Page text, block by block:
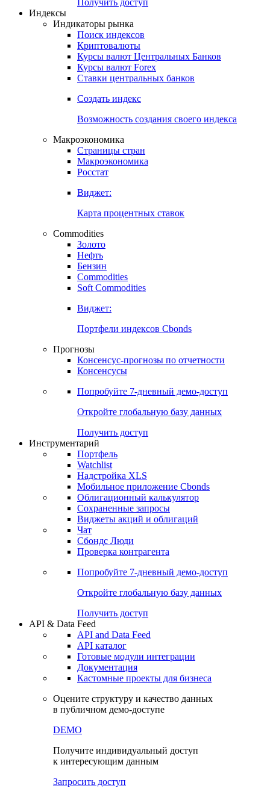
Попробуйте7-дневный
Откройте глобальную базу данных
Получить доступ
Индикаторы рынка
Поиск индексов
Курсы валют Центральных Банков
Ставки центральных банков
Создать индекс
Возможность создания своего индекса
Страницы стран
Росстат
Виджет:
Карта процентных ставок
Commodities
Золото
Бензин
Soft Commodities
Виджет:
Портфели индексов Cbonds
Прогнозы
Консенсусы
Попробуйте7-дневный
Откройте глобальную базу данных
Получить доступ
Инструментарий
Портфель
Watchlist
Надстройка XLS
Мобильное приложение Cbonds
Облигационный калькулятор
Сохраненные запросы
Чат
Проверка контрагента
Попробуйте7-дневный
Откройте глобальную базу данных
Получить доступ
API & Data Feed
API and Data Feed
Готовые модули интеграции
Документация
в публичном демо-доступе